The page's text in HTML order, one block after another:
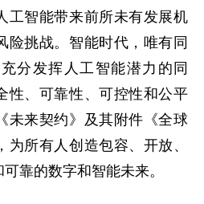
工智能带来前所未有发展机
险挑战。智能时代，唯有同
分发挥人工智能潜力的同
性、可靠性、可控性和公平
未来契约》及其附件《全球
所有人创造包容、开放、
靠的数字和智能未来。